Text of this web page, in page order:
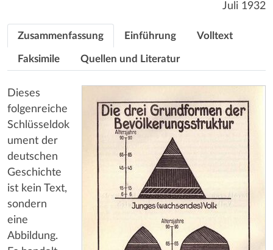
Juli 1932
Zusammenfassung Einführung Volltext
Faksimile Quellen und Literatur
Dieses
folgenreiche
Schlüsseldok
ument der
deutschen
Geschichte
ist kein Text,
sondern
eine
Abbildung.